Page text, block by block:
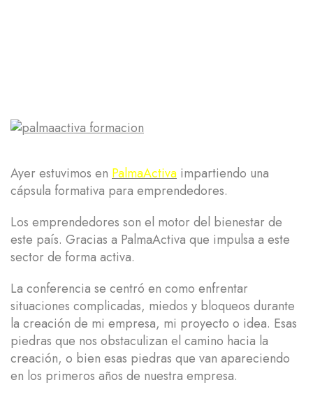
Ayer estuvimos en PalmaActiva impartiendo una
cápsula formativa para emprendedores.
Los emprendedores son el motor del bienestar de
este país. Gracias a PalmaActiva que impulsa a este
sector de forma activa.
La conferencia se centró en como enfrentar
situaciones complicadas, miedos y bloqueos durante
la creación de mi empresa, mi proyecto o idea. Esas
piedras que nos obstaculizan el camino hacia la
creación, o bien esas piedras que van apareciendo
en los primeros años de nuestra empresa.